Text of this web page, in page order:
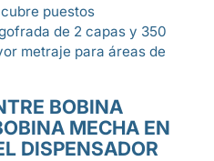
puestos
de 2 capas y 350
metraje para áreas de
BOBINA
MECHA EN
DISPENSADOR